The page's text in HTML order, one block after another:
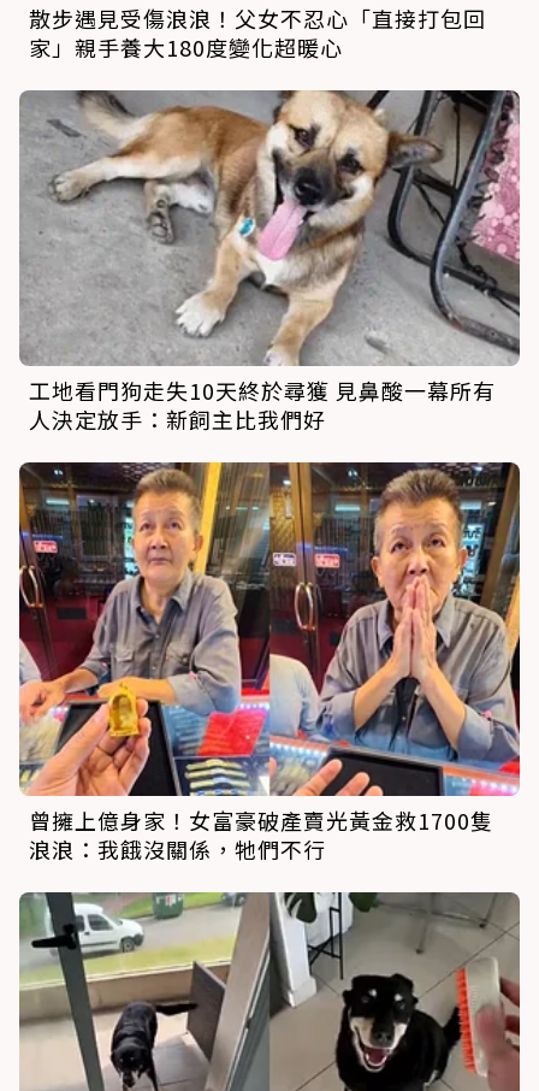
散步遇見受傷浪浪！父女不忍心「直接打包回
家」親手養大180度變化超暖心
工地看門狗走失10天終於尋獲 見鼻酸一幕所有
人決定放手：新飼主比我們好
曾擁上億身家！女富豪破產賣光黃金救1700隻
浪浪：我餓沒關係，牠們不行